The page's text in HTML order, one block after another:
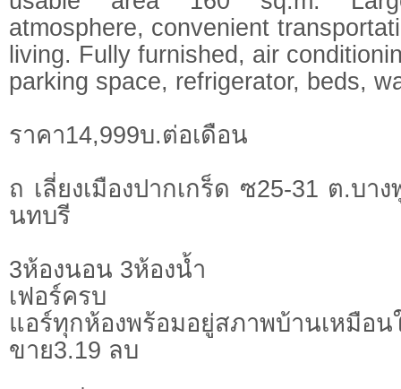
atmosphere, convenient
living. Fully furnished, air
parking space, refrigerator, beds,
ราคา14,999บ.ต่อเดือน
ถ เลี่ยงเมืองปากเกร็ด ซ25-31 ต.บา
นทบรี
3ห้องนอน 3ห้องน้ำ
เฟอร์ครบ
แอร์ทุกห้องพร้อมอยู่สภาพบ้านเหมือน
ขาย3.19 ลบ